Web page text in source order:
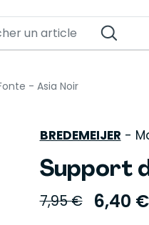
- Asia Noir
BREDEMEIJER -
Support
7,95 € 6,40 €